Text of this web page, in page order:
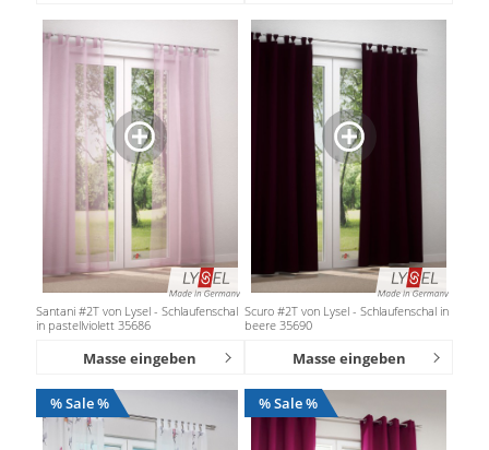
Santani #2T von Lysel - Schlaufenschal
in pastellviolett 35686
Masse eingeben
Scuro #2T von Lysel - Schlaufenschal in
beere 35690
Masse eingeben
% Sale % % Sale %